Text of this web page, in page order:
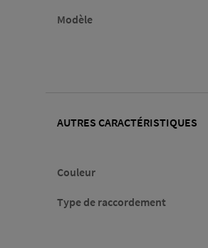
Modèle
AUTRES CARACTÉRISTIQUES
Couleur
Type de raccordement